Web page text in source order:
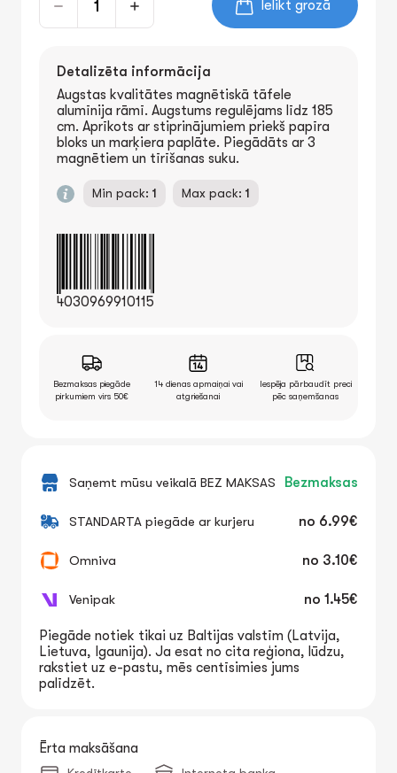
Ielikt grozā
Detalizēta informācija
Augstas kvalitātes magnētiskā tāfele
alumīnija rāmī. Augstums regulējams līdz 185
cm. Aprīkots ar stiprinājumiem priekš papīra
bloks un marķiera paplāte. Piegādāts ar 3
magnētiem un tīrīšanas suku.
Min pack: 1 Max pack: 1
4030969910115
Bezmaksas piegāde
pirkumiem virs 50€
14 dienas apmaiņai vai
atgriešanai
Iespēja pārbaudīt preci
pēc saņemšanas
Saņemt mūsu veikalā BEZ MAKSAS Bezmaksas
STANDARTA piegāde ar kurjeru no 6.99€
Omniva no 3.10€
Venipak no 1.45€
Piegāde notiek tikai uz Baltijas valstīm (Latvija,
Lietuva, Igaunija). Ja esat no cita reģiona, lūdzu,
rakstiet uz e-pastu, mēs centīsimies jums
palīdzēt.
Ērta maksāšana